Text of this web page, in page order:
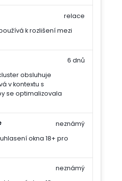
k rozlišení mezi
relace
obsluhuje
v kontextu s
se optimalizovala
6 dnů
okna 18+ pro
neznámý
neznámý